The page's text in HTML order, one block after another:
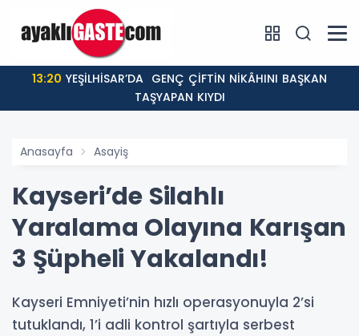
13:20
TAŞYAPAN KIYDI
Anasayfa Asayiş
Kayseri’de Silahlı
Yaralama Olayına Karışan
3 Şüpheli Yakalandı!
Kayseri Emniyeti’nin hızlı operasyonuyla 2’si
tutuklandı, 1’i adli kontrol şartıyla serbest